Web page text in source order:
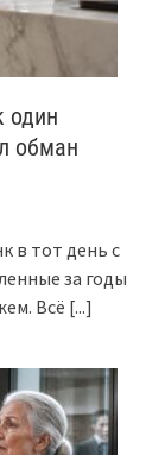
один
обман
в тот день с
за годы
Всё [...]